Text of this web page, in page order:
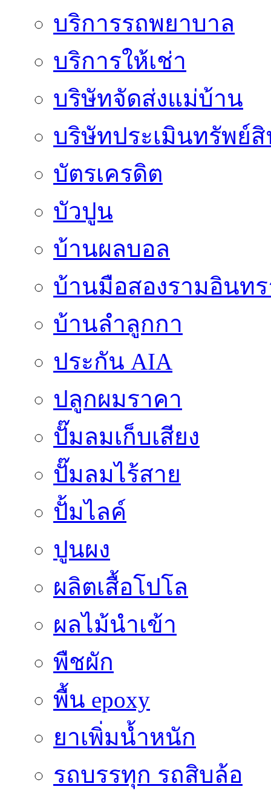
บริการรถพยาบาล
บริการให้เช่า
บริษัทจัดส่งแม่บ้าน
บริษัทประเมินทรัพย์
บัตรเครดิต
บัวปูน
บ้านผลบอล
บ้านมือสองรามอินท
บ้านลำลูกกา
ประกัน AIA
ปลูกผมราคา
ปั๊มลมเก็บเสียง
ปั๊มลมไร้สาย
ปั้มไลค์
ปูนผง
ผลิตเสื้อโปโล
ผลไม้นำเข้า
พืชผัก
พื้น epoxy
ยาเพิ่มน้ำหนัก
รถบรรทุก รถสิบล้อ